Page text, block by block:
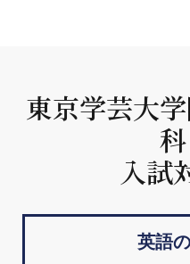
東京学芸大
入試
英語